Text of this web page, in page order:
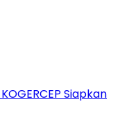
Siapkan